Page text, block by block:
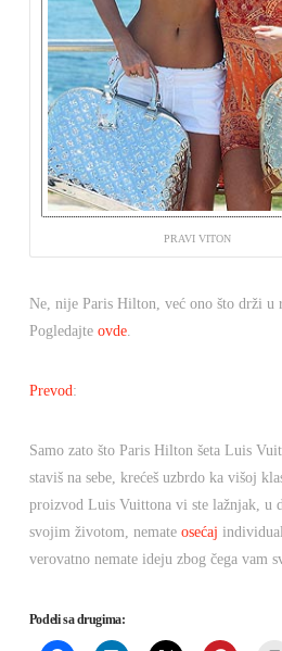
PRAVI VITON
Ne, nije Paris Hilton, već ono što drži u
Pogledajte ovde.
Prevod:
Samo zato što Paris Hilton šeta Luis
staviš na sebe, krećeš uzbrdo ka višoj
proizvod Luis Vuittona vi ste lažnjak, u
svojim životom, nemate osećaj
verovatno nemate ideju zbog čega vam
Podeli sa drugima: